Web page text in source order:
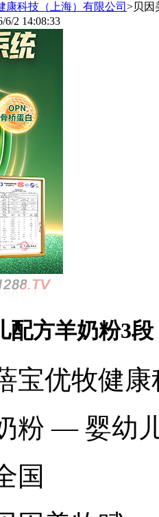
康科技（上海）有限公司 >贝因
2 14:08:33
配方羊奶粉3段
宝优牧健
粉 — 婴幼
国